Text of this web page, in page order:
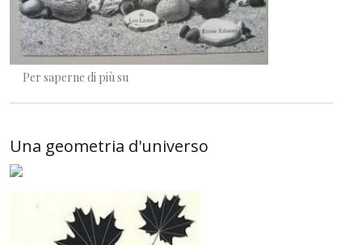
Per saperne di più su
Una geometria d'universo